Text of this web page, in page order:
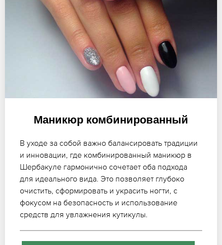
Маникюр комбинированный
В уходе за собой важно балансировать традиции
и инновации, где комбинированный маникюр в
Шербакуле гармонично сочетает оба подхода
для идеального вида. Это позволяет глубоко
очистить, сформировать и украсить ногти, с
фокусом на безопасность и использование
средств для увлажнения кутикулы.